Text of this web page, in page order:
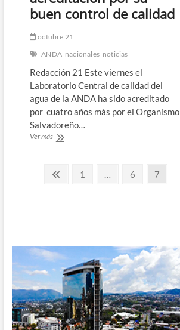
pero
“estable”
“lúcido”
buen control de calidad
octubre 21
ANDA nacionales noticias
Redacción 21 Este viernes el
Laboratorio Central de calidad del
agua de la ANDA ha sido acreditado
por cuatro años más por el Organismo
Salvadoreño…
Ver másANDA
su
Paginación
PáginaPágina
1 … Página
6 Página
7